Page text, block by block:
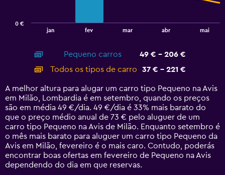
displaying
categories.
14
categories.
The
chart
has
1
Y
axis
displaying
values.
jan fev mar abr mai
0 €
Pequeno carros
49 € - 206 €
Todos os tipos de carro
37 € - 221 €
A melhor altura para alugar um carro tipo Pequeno na Avis
em Milão, Lombardia é em setembro, quando os preços
são em média 49 €/dia. 49 €/dia é 33% mais barato do
que o preço médio anual de 73 € pelo aluguer de um
carro tipo Pequeno na Avis de Milão. Enquanto setembro é
o mês mais barato para aluguer um carro tipo Pequeno da
Avis em Milão, fevereiro é o mais caro. Contudo, poderás
encontrar boas ofertas em fevereiro de Pequeno na Avis
dependendo do dia em que reservas.